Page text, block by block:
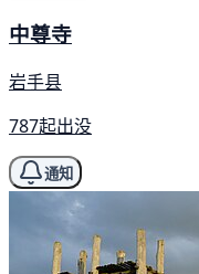
中尊寺
岩手县
787起出没
通知